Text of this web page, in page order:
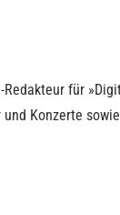
Redakteur für
und Konzerte